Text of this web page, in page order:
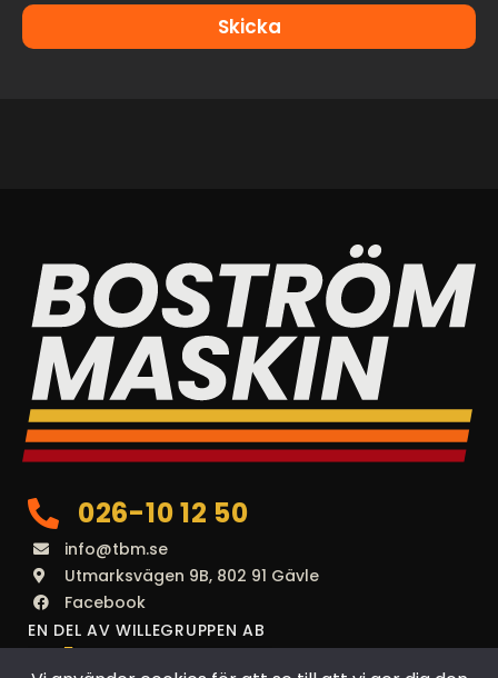
Skicka
026-10 12 50
info@tbm.se
Utmarksvägen 9B, 802 91 Gävle
Facebook
EN DEL AV WILLEGRUPPEN AB